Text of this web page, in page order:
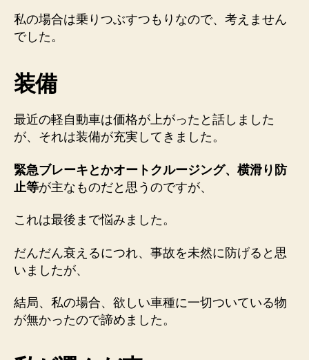
私の場合は乗りつぶすつもりなので、考えません
でした。
装備
最近の軽自動車は価格が上がったと話しました
が、それは装備が充実してきました。
緊急ブレーキとかオートクルージング、横滑り防
止等が主なものだと思うのですが、
これは最後まで悩みました。
だんだん衰えるにつれ、事故を未然に防げると思
いましたが、
結局、私の場合、 欲しい車種に一切ついている物
が無かったので諦めました。